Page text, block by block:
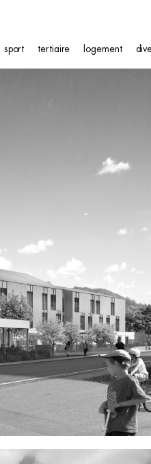
sport tertiaire logement